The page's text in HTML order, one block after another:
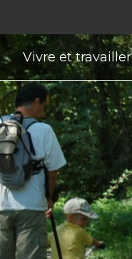
Vivre et travailler